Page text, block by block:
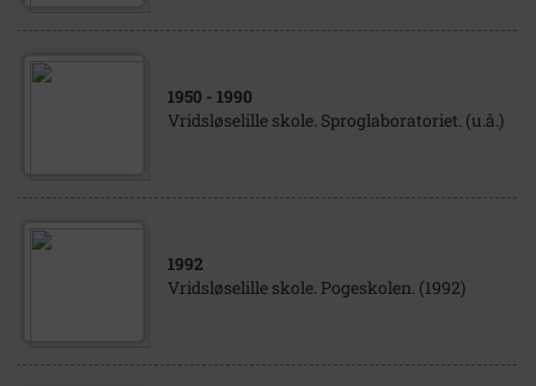
1950 - 1990
Vridsløselille skole. Sproglaboratoriet. (u.å.)
1992
Vridsløselille skole. Pogeskolen. (1992)